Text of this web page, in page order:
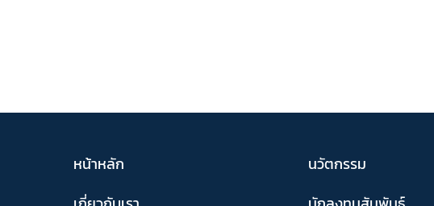
หน้าหลัก
นวัตกรรม